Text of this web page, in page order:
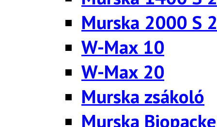
Murska 2000 S
W-Max 10
W-Max 20
Murska zsákoló
Murska